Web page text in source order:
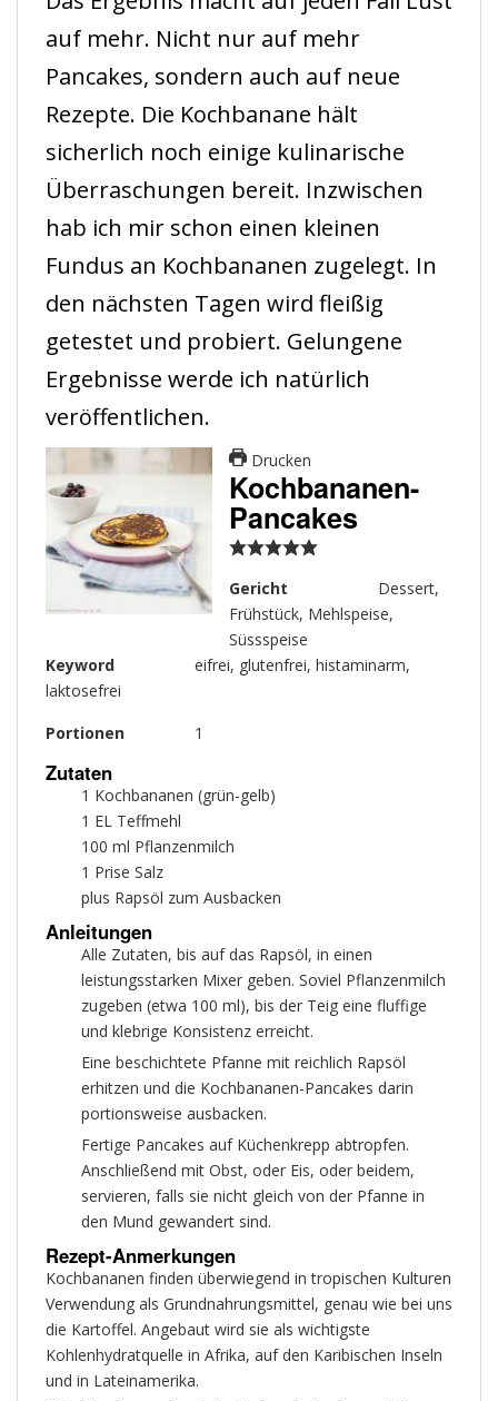
auf mehr. Nicht nur auf mehr
Pancakes, sondern auch auf neue
Rezepte. Die Kochbanane hält
sicherlich noch einige kulinarische
Überraschungen bereit. Inzwischen
hab ich mir schon einen kleinen
Fundus an Kochbananen zugelegt. In
den nächsten Tagen wird fleißig
getestet und probiert. Gelungene
Ergebnisse werde ich natürlich
veröffentlichen.
Drucken
Kochbananen-
Pancakes
Gericht
Dessert,
Frühstück, Mehlspeise,
Süssspeise
Keyword
eifrei, glutenfrei, histaminarm,
laktosefrei
Portionen
1
Zutaten
1 Kochbananen (grün-gelb)
1 EL Teffmehl
100 ml Pflanzenmilch
1 Prise Salz
plus Rapsöl zum Ausbacken
Anleitungen
Alle Zutaten, bis auf das Rapsöl, in einen
leistungsstarken Mixer geben. Soviel Pflanzenmilch
zugeben (etwa 100 ml), bis der Teig eine fluffige
und klebrige Konsistenz erreicht.
Eine beschichtete Pfanne mit reichlich Rapsöl
erhitzen und die Kochbananen-Pancakes darin
portionsweise ausbacken.
Fertige Pancakes auf Küchenkrepp abtropfen.
Anschließend mit Obst, oder Eis, oder beidem,
servieren, falls sie nicht gleich von der Pfanne in
den Mund gewandert sind.
Rezept-Anmerkungen
Kochbananen finden überwiegend in tropischen Kulturen
Verwendung als Grundnahrungsmittel, genau wie bei uns
die Kartoffel. Angebaut wird sie als wichtigste
Kohlenhydratquelle in Afrika, auf den Karibischen Inseln
und in Lateinamerika.